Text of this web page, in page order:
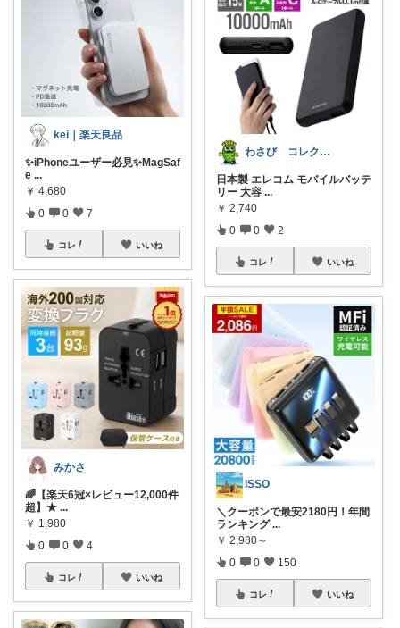
kei｜楽天良品
✨iPhoneユーザー必見✨MagSaf
e ...
￥ 4,680
0 0 7
コレ いいね
みかさ
🌈【楽天6冠×レビュー12,000件
超】★ ...
￥ 1,980
0 0 4
コレ いいね
わさび コレクションもご利用ください
日本製 エレコム モバイルバッテ
リー 大容 ...
￥ 2,740
0 0 2
コレ いいね
ISSO
＼クーポンで最安2180円！年間
ランキング ...
￥ 2,980～
0 0 150
コレ いいね